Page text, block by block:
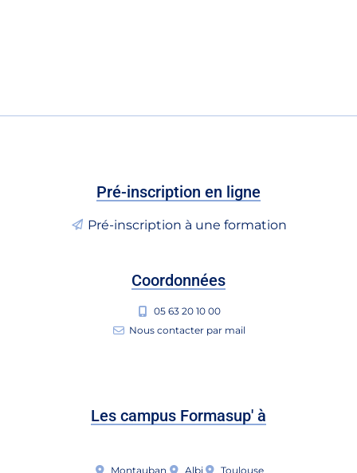
Pré-inscription en ligne
Pré-inscription à une formation
Coordonnées
05 63 20 10 00
Nous contacter par mail
Les campus Formasup' à
Montauban Albi Toulouse